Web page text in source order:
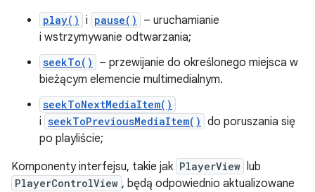
play() i pause()
– uruchamianie
i wstrzymywanie odtwarzania;
seekTo()
– przewijanie do określonego miejsca w
bieżącym elemencie multimedialnym.
seekToNextMediaItem()
i seekToPreviousMediaItem() do poruszania się
po playliście;
Komponenty interfejsu, takie jak PlayerView lub
PlayerControlView , będą odpowiednio aktualizowane